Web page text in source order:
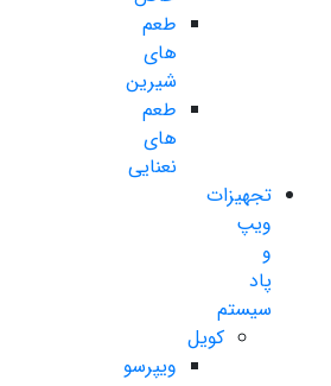
طعم
های
شیرین
طعم
های
نعنایی
تجهیزات
ویپ
و
پاد
سیستم
کویل
ویپرسو